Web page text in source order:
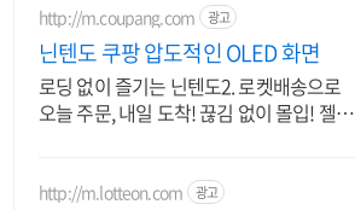
http://m.coupang.com 광고
닌텐도 쿠팡 압도적인 OLED 화면
로딩 없이 즐기는 닌텐도2. 로켓배송으로
오늘 주문, 내일 도착! 끊김 없이 몰입! 젤다,
http://m.lotteon.com 광고